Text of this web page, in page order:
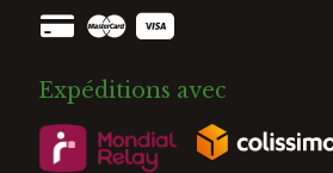
Expéditions avec